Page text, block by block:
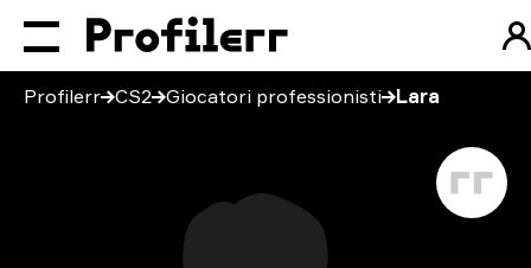
Profilerr CS2 Giocatori professionisti Lara